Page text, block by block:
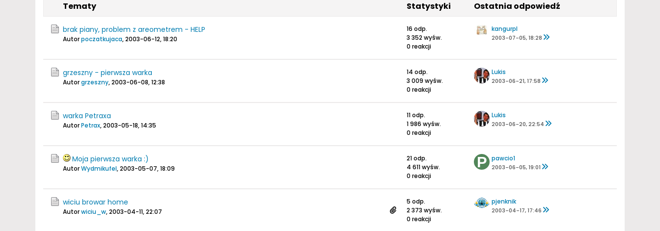
Tematy Statystyki Ostatnia odpowiedź
brak piany, problem z areometrem - HELP
Autorpoczatkujaca,2003-06-12, 18:20
16 odp.
3 352 wyśw.
0 reakcji
kangurpl
2003-07-05, 18:28
grzeszny - pierwsza warka
Autorgrzeszny,2003-06-08, 12:38
14 odp.
3 009 wyśw.
0 reakcji
Lukis
2003-06-21, 17:58
warka Petraxa
AutorPetrax,2003-05-18, 14:35
11 odp.
1 986 wyśw.
0 reakcji
Lukis
2003-06-20, 22:54
Moja pierwsza warka :)
AutorWydmikufel,2003-05-07, 18:09
21 odp.
4 611 wyśw.
0 reakcji
pawcio1
2003-06-05, 19:01
wiciu browar home
Autorwiciu_w,2003-04-11, 22:07
5 odp.
2 373 wyśw.
0 reakcji
pjenknik
2003-04-17, 17:46